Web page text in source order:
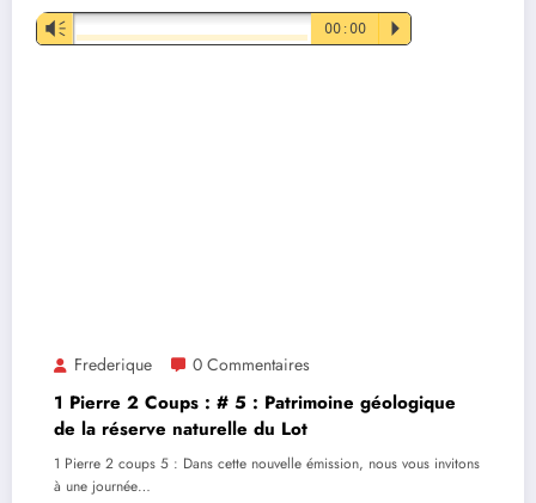
Lecteur
audio
Vm 00:00 P
Frederique 0 Commentaires
1 Pierre 2 Coups : # 5 : Patrimoine géologique
de la réserve naturelle du Lot
1 Pierre 2 coups 5 : Dans cette nouvelle émission, nous vous invitons
à une journée…